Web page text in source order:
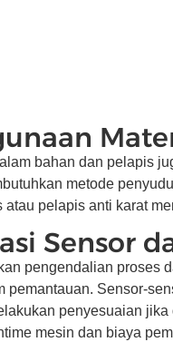
bahan dan pelapis
metode
atau pelapis anti karat
Sensor
pengendalian proses
pemantauan. Sensor-
penyesuaian
mesin dan biaya